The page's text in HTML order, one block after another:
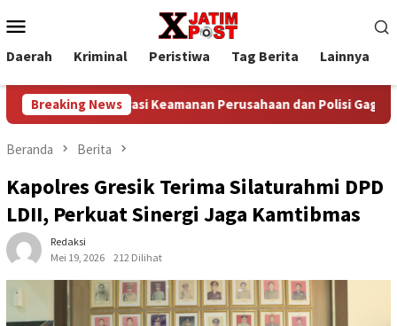
ke
kontenMobile
Daerah Kriminal Peristiwa Tag Berita Lainnya
Breaking News
Kolaborasi Keamanan Perusahaan dan Polisi Gagalkan
Beranda Berita
Kapolres Gresik Terima Silaturahmi DPD
LDII, Perkuat Sinergi Jaga Kamtibmas
Redaksi
Mei 19, 2026
212 Dilihat